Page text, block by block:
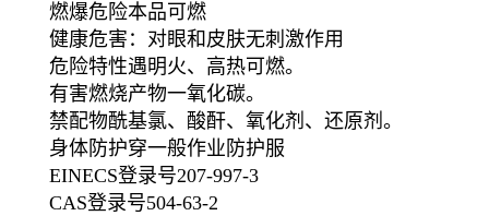
燃爆危险本品可燃
健康危害：对眼和皮肤无刺激作用
危险特性遇明火、高热可燃。
有害燃烧产物一氧化碳。
禁配物酰基氯、酸酐、氧化剂、还原剂。
身体防护穿一般作业防护服
EINECS登录号207-997-3
CAS登录号504-63-2